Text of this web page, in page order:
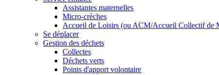
Assistantes maternelles
Micro-crèches
Accueil de Loisirs (ou ACM/Accueil Collectif de
Se déplacer
Gestion des déchets
Collectes
Déchets verts
Points d'apport volontaire